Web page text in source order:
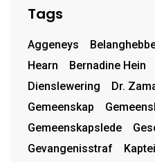
Tags
Aggeneys
Hearn
Bernadine Hein
Dienslewering
Dr.
Gemeenskap
Gemeenskapslede
Gevangenisstraf